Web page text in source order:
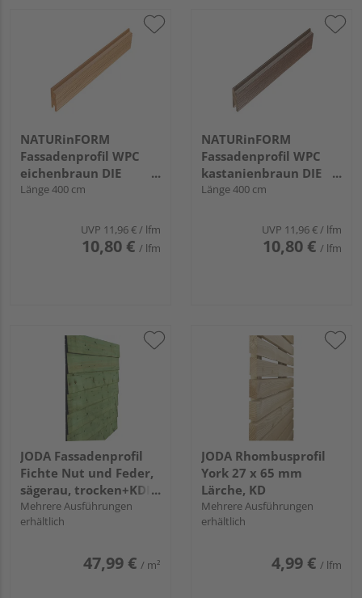
NATURinFORM
Fassadenprofil WPC
eichenbraun DIE
GESTALTENDE
Länge 400 cm
UVP 11,96 €/ lfm
10,80 € / lfm
NATURinFORM
Fassadenprofil WPC
kastanienbraun DIE
GESTALTENDE
Länge 400 cm
UVP 11,96 €/ lfm
10,80 € / lfm
JODA Fassadenprofil
Fichte Nut und Feder,
sägerau, trocken+KDI
28/19 x 146 mm
Mehrere Ausführungen
erhältlich
47,99 € / m²
JODA Rhombusprofil
York 27 x 65 mm
Lärche, KD
Mehrere Ausführungen
erhältlich
4,99 € / lfm